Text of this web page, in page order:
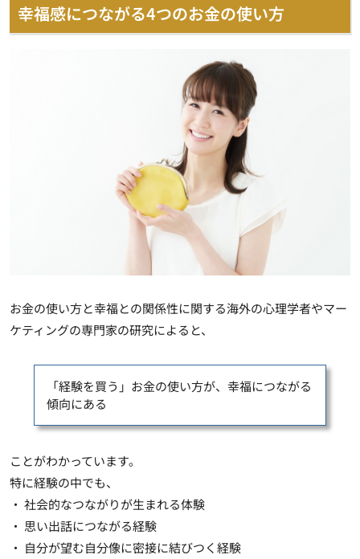
幸福感につながる4つのお金の使い方
お金の使い方と幸福との関係性に関する海外の心理学者やマー
ケティングの専門家の研究によると、
「経験を買う」お金の使い方が、幸福につながる
傾向にある
ことがわかっています。
特に経験の中でも、
・ 社会的なつながりが生まれる体験
・ 思い出話につながる経験
・ 自分が望む自分像に密接に結びつく経験